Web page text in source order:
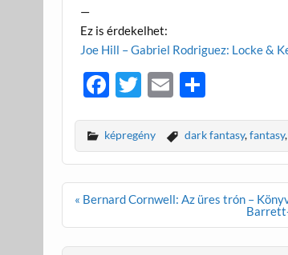
—
Ez is érdekelhet:
Joe Hill – Gabriel Rodriguez: Locke &
F
e
b
o
o
k
T
itt
er
E
ail za
m
e
g
képregény dark fantasy,fantasy,
Bejegyzés
« Bernard Cornwell: Az üres trón –